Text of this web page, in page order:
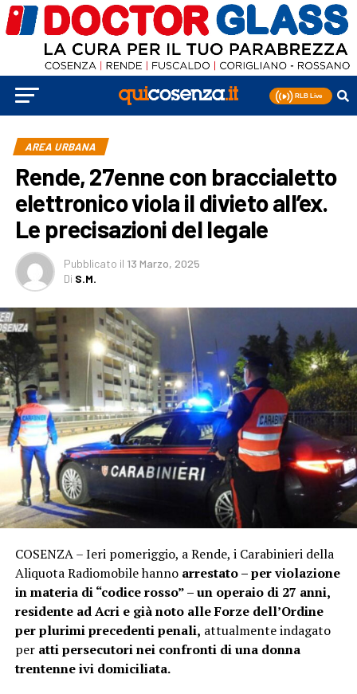
AREA URBANA
Rende, 27enne con braccialetto
elettronico viola il divieto all’ex.
Le precisazioni del legale
Pubblicato il 13 Marzo, 2025
Di S.M.
COSENZA – Ieri pomeriggio, a Rende, i Carabinieri della
Aliquota Radiomobile hanno arrestato – per violazione
in materia di “codice rosso” – un operaio di 27 anni,
residente ad Acri e già noto alle Forze dell’Ordine
per plurimi precedenti penali, attualmente indagato
per atti persecutori nei confronti di una donna
trentenne ivi domiciliata.